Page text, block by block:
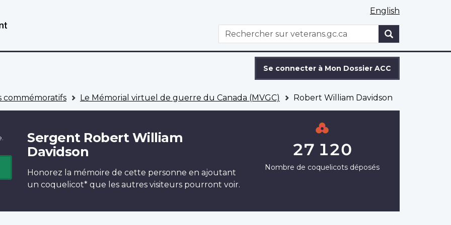
English
WxT
Search
Rechercher
Se connecter à Mon Dossier ACC
commémoratifs Le Mémorial virtuel de guerre du Canada (MVGC) Robert William Davidson
Sergent Robert William
Davidson
Honorez la mémoire de cette personne en ajoutant
un coquelicot* que les autres visiteurs pourront voir.
27 120
Nombre de coquelicots déposés